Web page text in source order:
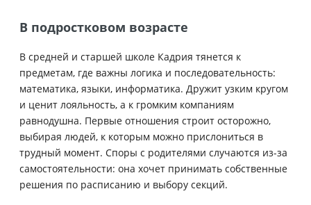
В подростковом возрасте
В средней и старшей школе Кадрия тянется к
предметам, где важны логика и последовательность:
математика, языки, информатика. Дружит узким кругом
и ценит лояльность, а к громким компаниям
равнодушна. Первые отношения строит осторожно,
выбирая людей, к которым можно прислониться в
трудный момент. Споры с родителями случаются из-за
самостоятельности: она хочет принимать собственные
решения по расписанию и выбору секций.